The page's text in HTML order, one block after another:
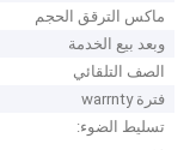
ماكس الترقق الحجم
وبعد بيع الخدمة
الصف التلقائي
فترة warrnty
تسليط الضوء: